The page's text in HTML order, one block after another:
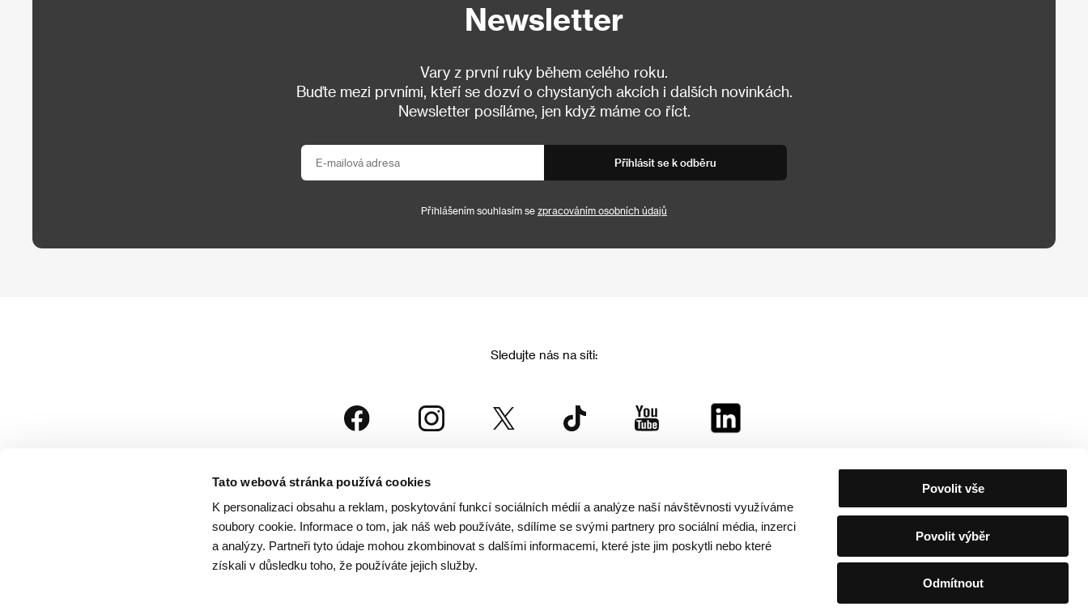
Tato webová stránka používá cookies
K personalizaci obsahu a reklam, poskytování funkcí sociálních médií a analýze naší návštěvnosti využíváme
soubory cookie. Informace o tom, jak náš web používáte, sdílíme se svými partnery pro sociální média, inzerci
a analýzy. Partneři tyto údaje mohou zkombinovat s dalšími informacemi, které jste jim poskytli nebo které
získali v důsledku toho, že používáte jejich služby.
Povolit vše
Povolit výběr
Odmítnout
Newsletter
Vary z první ruky během celého roku.
Buďte mezi prvními, kteří se dozví o chystaných akcích i dalších novinkách.
Newsletter posíláme, jen když máme co říct.
Přihlásit se k odběru
Přihlášením souhlasím se zpracováním osobních údajů
Sledujte nás na síti:
je součástí rodiny KVIFF Group, která zastřešuje i další projekty: